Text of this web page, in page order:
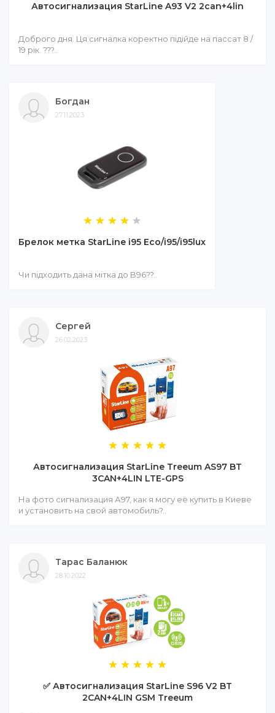
Автосигнализация StarLine A93 V2 2can+4lin
Доброго дня. Ця сигналка коректно підійде на пассат 8 /
19 рік. ???..
Богдан
27.11.2023
Брелок метка StarLine i95 Eco/i95/i95lux
Чи підходить дана мітка до B96??..
Сергей
26.02.2023
Автосигнализация StarLine Treeum AS97 BT
3CAN+4LIN LTE-GPS
На фото сигнализация А97, как я могу её купить в Киеве
и установить на свой автомобиль?..
Тарас Баланюк
28.10.2022
✅ Автосигнализация StarLine S96 V2 BT
2CAN+4LIN GSM Treeum